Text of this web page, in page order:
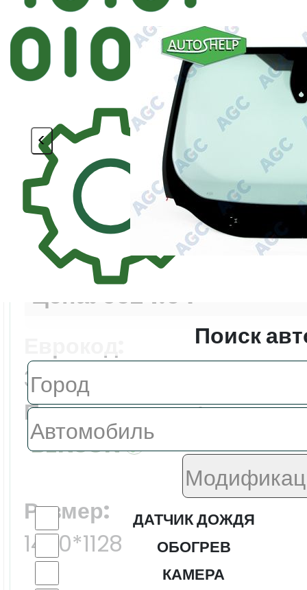
Поиск
ДАТЧИК ДОЖДЯ
ОБОГРЕВ
КАМЕРА
<
Цена: 6324.0 ₽
3581AGAMVZ1P
Производитель:
BENSON
Размер:
1460*1128